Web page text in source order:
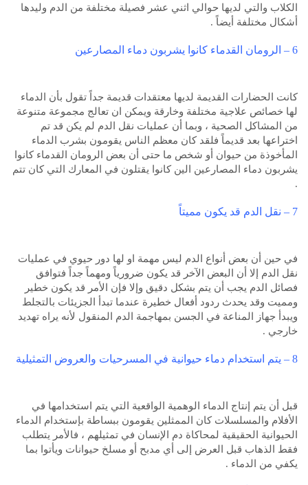
الكلاب والتي لديها حوالي اثني عشر فصيلة مختلفة من الدم وليدها
أشكال مختلفة أيضاً .
6 – الرومان القدماء كانوا يشربون دماء المصارعين
كانت الحضارات القديمة لديها معتقدات قديمة جداً تقول بأن الدماء
لها خصائص علاجية مختلفة وخارقة ويمكن ان تعالج مجموعة متنوعة
من المشاكل الصحية ، وبما أن عمليات نقل الدم لم يكن قد تم
اختراعها بعد قديماً فلقد كان معظم الناس يقومون بشرب الدماء
المأخوذة من حيوان أو شخص ما حتى أن بعض الرومان القدماء كانوا
يشربون دماء المصارعين الين كانوا يقتلون في المعارك التي كان تتم
.
7 – نقل الدم قد يكون مميتاً
في حين أن بعض أنواع الدم ليس مهمة او لها دور حيوي في عمليات
نقل الدم إلا أن البعض الآخر قد يكون ضرورياً ومهماً جداً فتوافق
فصائل الدم يجب أن يتم بشكل دقيق وإلا فإن الأمر قد يكون خطير
ومميت وقد يحدث ردود أفعال خطيرة عندما تبدأ الجزيئات بالتجلط
ويبدأ جهاز المناعة في الجسن بمهاجمة الدم المنقول لأنه يراه تهديد
خارجي .
8 – يتم استخدام دماء حيوانية في المسرحيات والعروض التمثيلية
قبل أن يتم إنتاج الدماء الوهمية الواقعية التي يتم استخدامها في
الأفلام والمسلسلات كان الممثلين يقومون ببساطة بإستخدام الدماء
الحيوانية الحقيقية لمحاكاة دم الإنسان في تمثيلهم ، فالأمر يتطلب
فقط الذهاب قبل العرض إلى أي مدبح أو مسلخ حيوانات ويأتوا بما
يكفي من الدماء .